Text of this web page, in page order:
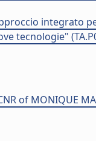
integrato
tecnologie"
of MONIQUE